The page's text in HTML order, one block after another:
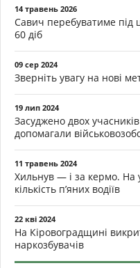
14 травень 2026
Савич перебуватиме під
60 діб
09 сер 2024
Зверніть увагу на нові
19 лип 2024
Засуджено двох
допомагали
11 травень 2024
Хильнув — і за кермо. На
кількість п’яних водіїв
22 кві 2024
На Кіровоградщині
наркозбувачів